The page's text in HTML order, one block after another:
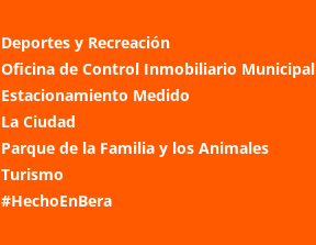
Deportes y Recreación
Oficina de Control Inmobiliario Municipal
Estacionamiento Medido
La Ciudad
Parque de la Familia y los Animales
Turismo
#HechoEnBera